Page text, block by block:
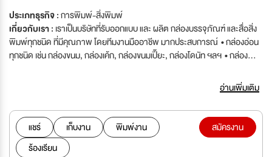
ประเภทธุรกิจ :การพิมพ์-สิ่งพิมพ์
เกี่ยวกับเรา : เราเป็นบริษัทที่รับออกแบบ และ ผลิต กล่องบรรจุภัณฑ์ และสื่อสิ่ง
พิมพ์ทุกชนิด ที่มีคุณภาพ โดยทีมงานมืออาชีพ มากประสบการณ์ • กล่องอ่อน
ทุกชนิด เช่น กล่องขนม, กล่องเค้ก, กล่องขนมเปี๊ยะ, กล่องโดนัท ฯลฯ • กล่อง
บรรจุภัณฑ์ของภาคใต้ บริษัท ตรังการพิมพ์ จำกัด ได้ก่อตั้งเมื่อปี พศ. 2538
รับให้คำปรึกษา ออกแบบ ผลิตบรรจุภัณฑ์กระดาษ ในระบบพิมพ์ออฟ
เซ็ท(Offset Printing) และ ระบบพิมพ์ดิจิทัล(Digital Printing) บริษัท ไทยสากล
บรรจุภัณฑ์และการพิมพ์ จำกัด ก่อตั้งเมื่อปี 2543 ผลิตบรรจุภัณฑ์กระดาษ
ลูกฟูก ในระบบพิมพ์เฟล็กโซกราฟี (Flexography Printing) และ งานพิมพ์เปี่ย
อ่านเพิ่มเติม
แชร์ เก็บงาน
พิมพ์งาน
ร้องเรียน
สมัครงาน